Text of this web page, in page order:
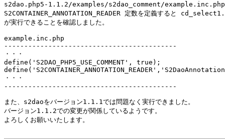
s2dao.php5-1.1.2/examples/s2dao_comment/
S2CONTAINER_ANNOTATION_READER 定数を定義すると
が実行できることを確認しました。
example.inc.php
-------------------------------------------
・・・
define('S2DAO_PHP5_USE_COMMENT', true);
・・・
-------------------------------------------
また、s2daoをバージョン1.1.1では問題なく実行できました。
バージョン1.1.2での変更が関係しているようです。
よろしくお願いいたします。